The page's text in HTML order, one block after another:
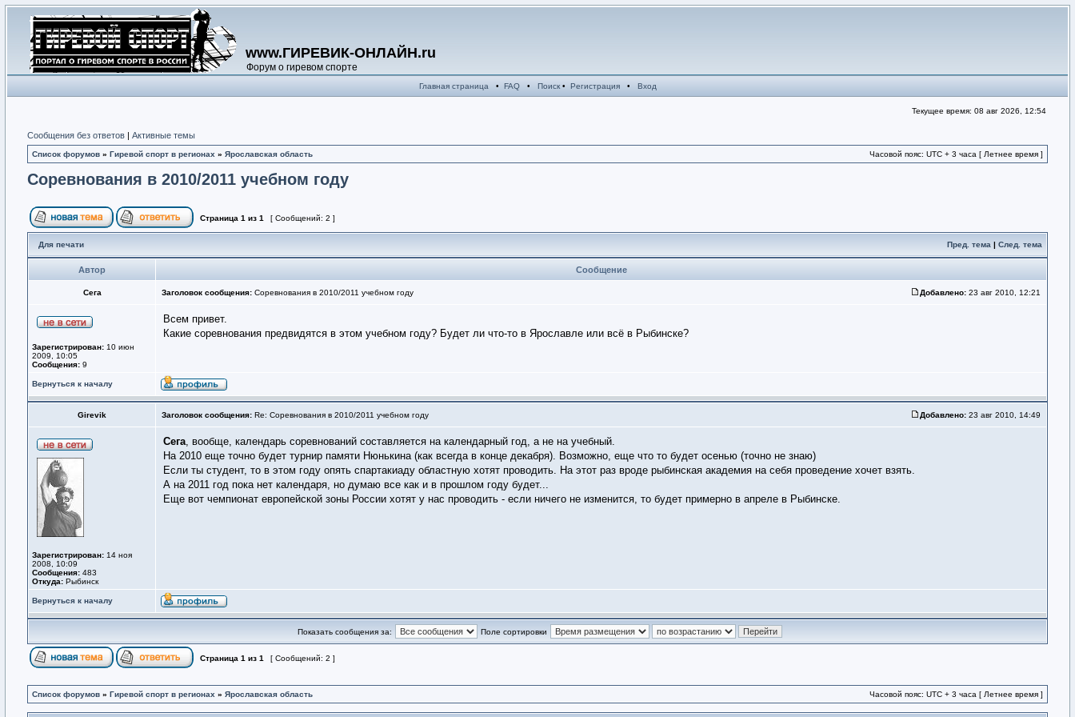
www.ГИРЕВИК-ОНЛАЙН.ru
Форум о гиревом спорте
Главная страница • FAQ• Поиск• Регистрация• Вход
Текущее время: 08 авг 2026, 12:54
Сообщения без ответов | Активные темы
Список форумов » Гиревой спорт в регионах » Ярославская область Часовой пояс: UTC + 3 часа [ Летнее время ]
Соревнования в 2010/2011 учебном году
Страница 1 из 1 [ Сообщений: 2 ]
Для печати Пред. тема | След. тема
Автор Сообщение
Сега Заголовок сообщения: Соревнования в 2010/2011 учебном году Добавлено: 23 авг 2010, 12:21
Зарегистрирован: 10 июн
2009, 10:05
Сообщения: 9
Всем привет.
Какие соревнования предвидятся в этом учебном году? Будет ли что-то в Ярославле или всё в Рыбинске?
Вернуться к началу
Girevik Заголовок сообщения: Re: Соревнования в 2010/2011 учебном году Добавлено: 23 авг 2010, 14:49
Зарегистрирован: 14 ноя
2008, 10:09
Сообщения: 483
Откуда: Рыбинск
Сега, вообще, календарь соревнований составляется на календарный год, а не на учебный.
На 2010 еще точно будет турнир памяти Нюнькина (как всегда в конце декабря). Возможно, еще что то будет осенью (точно не знаю)
Если ты студент, то в этом году опять спартакиаду областную хотят проводить. На этот раз вроде рыбинская академия на себя проведение хочет взять.
А на 2011 год пока нет календаря, но думаю все как и в прошлом году будет...
Еще вот чемпионат европейской зоны России хотят у нас проводить - если ничего не изменится, то будет примерно в апреле в Рыбинске.
Вернуться к началу
Показать сообщения за: Поле сортировки
Страница 1 из 1 [ Сообщений: 2 ]
Список форумов » Гиревой спорт в регионах » Ярославская область Часовой пояс: UTC + 3 часа [ Летнее время ]